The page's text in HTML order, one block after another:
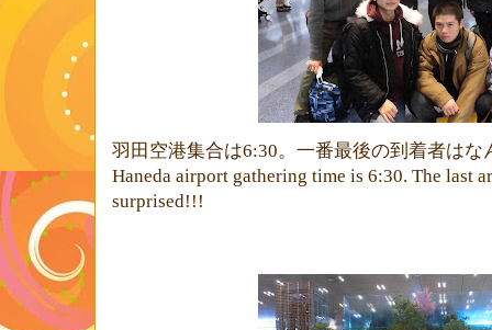
羽田空港集合は6:30。一番最後の到着者はな
Haneda airport gathering time is 6:30. The last
surprised!!!